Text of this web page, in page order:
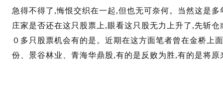
急得不得了,悔恨交织在一起,但也无可奈何。当然这是
庄家是否还在这只股票上,眼看这只股无力上升了,先斩
０多只股票机会有的是。近期在这方面笔者曾在金桥上
份、景谷林业、青海华鼎股,有的是反败为胜,有的是将